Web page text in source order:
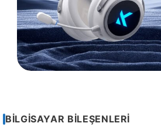
Sayfa
3
BILGISAYAR BILEŞENLERI